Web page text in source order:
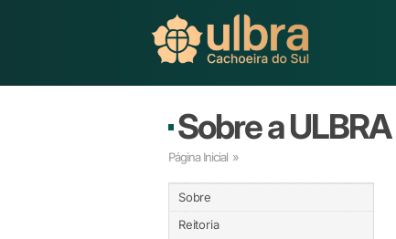
Sobre a ULBRA
Página Inicial »
Sobre
Reitoria